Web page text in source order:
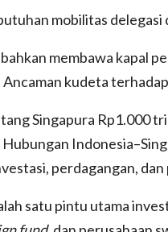
mobilitas
membawa kapal
kudeta
Singapura Rp1.000
perdagangan,
satu pintu utama